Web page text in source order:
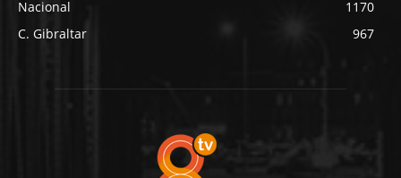
Nacional
1170
C. Gibraltar
967